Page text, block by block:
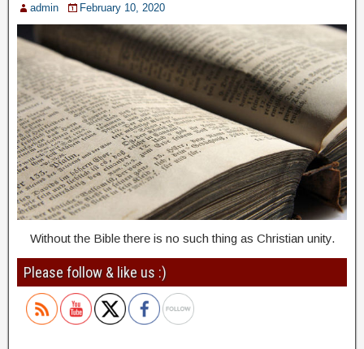
admin February 10, 2020
Without the Bible there is no such thing as Christian unity.
Please follow & like us :)